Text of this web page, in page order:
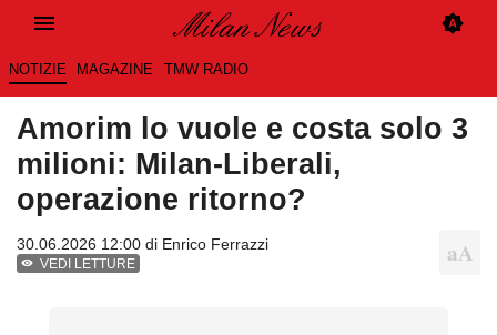
NOTIZIE MAGAZINE TMW RADIO
Amorim lo vuole e costa solo 3
milioni: Milan-Liberali,
operazione ritorno?
30.06.2026 12:00 di Enrico Ferrazzi
VEDI LETTURE